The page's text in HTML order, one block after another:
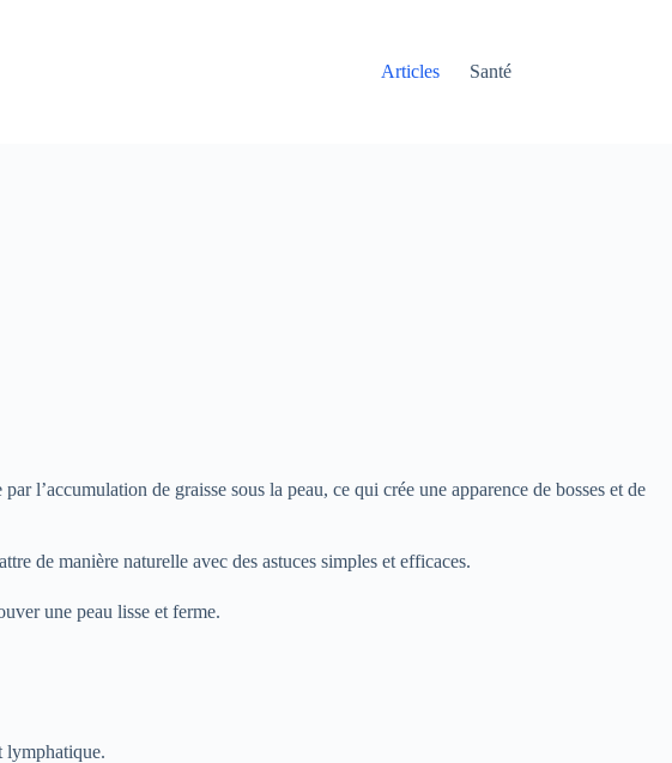
Articles Santé
l’accumulation de graisse sous la peau, ce qui crée une apparence de bosses et de
de manière naturelle avec des astuces simples et efficaces.
une peau lisse et ferme.
lymphatique.